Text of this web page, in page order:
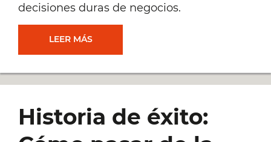
decisiones duras de negocios.
LEER MÁSCASOS
RODRIGO
Historia de éxito: